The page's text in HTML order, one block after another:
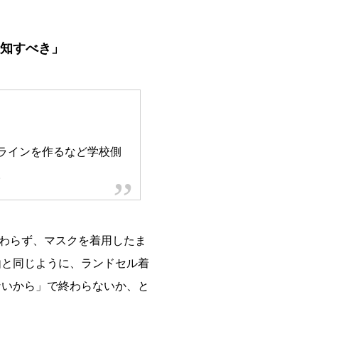
すべき」
インを作るなど学校側
らず、マスクを着用したま
同じように、ランドセル着
から」で終わらないか、と